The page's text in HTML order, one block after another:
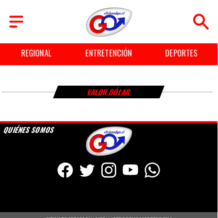
REGIONAL ENTRETENCIÓN DEPORTES
VALOR DÓLAR
QUIÉNES SOMOS